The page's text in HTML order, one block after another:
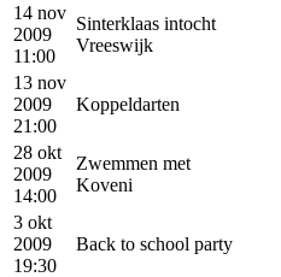
14 nov
2009
11:00
Sinterklaas intocht
Vreeswijk
13 nov
2009
21:00
Koppeldarten
28 okt
2009
14:00
Zwemmen met
Koveni
3 okt
2009
19:30
Back to school party